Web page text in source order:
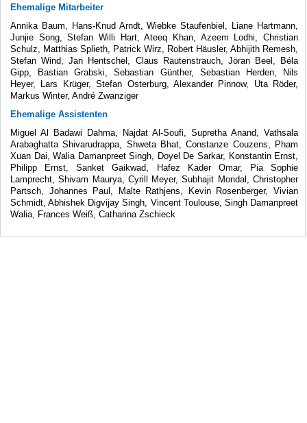
Ehemalige Mitarbeiter
Annika Baum, Hans-Knud Arndt, Wiebke Staufenbiel, Liane Hartmann,
Junjie Song, Stefan Willi Hart, Ateeq Khan, Azeem Lodhi, Christian
Schulz, Matthias Splieth, Patrick Wirz, Robert Häusler, Abhijith Remesh,
Stefan Wind, Jan Hentschel, Claus Rautenstrauch, Jöran Beel, Béla
Gipp, Bastian Grabski, Sebastian Günther, Sebastian Herden, Nils
Heyer, Lars Krüger, Stefan Osterburg, Alexander Pinnow, Uta Röder,
Markus Winter, André Zwanziger
Ehemalige Assistenten
Miguel Al Badawi Dahma, Najdat Al-Soufi, Supretha Anand, Vathsala
Arabaghatta Shivarudrappa, Shweta Bhat, Constanze Couzens, Pham
Xuan Dai, Walia Damanpreet Singh, Doyel De Sarkar, Konstantin Ernst,
Philipp Ernst, Sanket Gaikwad, Hafez Kader Omar, Pia Sophie
Lamprecht, Shivam Maurya, Cyrill Meyer, Subhajit Mondal, Christopher
Partsch, Johannes Paul, Malte Rathjens, Kevin Rosenberger, Vivian
Schmidt, Abhishek Digvijay Singh, Vincent Toulouse, Singh Damanpreet
Walia, Frances Weiß, Catharina Zschieck